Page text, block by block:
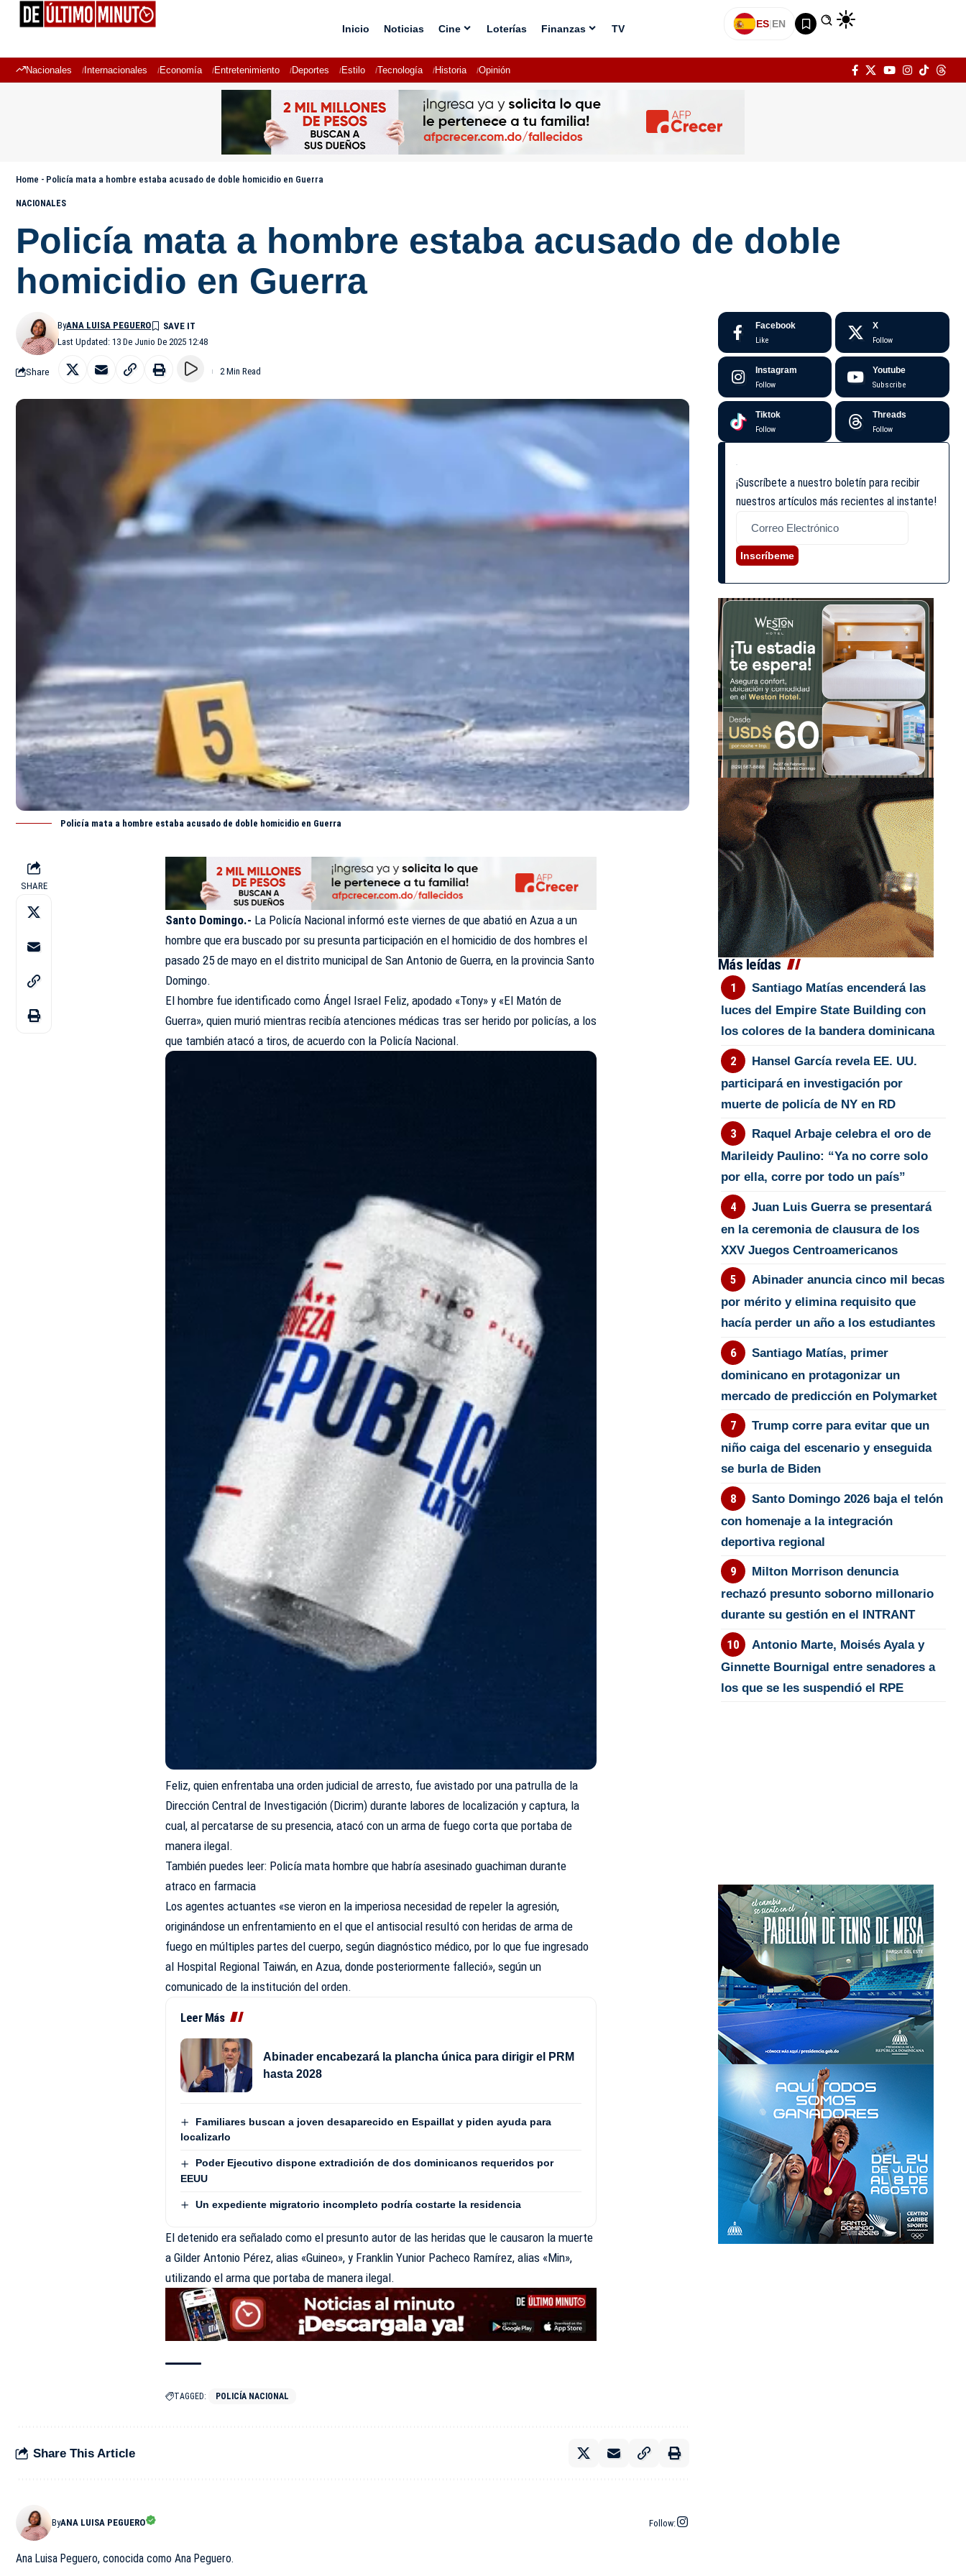
Inicio Noticias Cine Loterías Finanzas TV ES|EN
Nacionales Internacionales Economía Entretenimiento Deportes Estilo Tecnología Historia Opinión
Home - Policía mata a hombre estaba acusado de doble homicidio en Guerra
NACIONALES
Policía mata a hombre estaba acusado de doble
homicidio en Guerra
Last Updated: 13 De Junio De 2025 12:48
ByANA LUISA PEGUERO
Share 2 Min Read
Policía mata a hombre estaba acusado de doble homicidio en Guerra
SHARE
Santo Domingo.- La Policía Nacional informó este viernes de que abatió en Azua a un
hombre que era buscado por su presunta participación en el homicidio de dos hombres el
pasado 25 de mayo en el distrito municipal de San Antonio de Guerra, en la provincia Santo
Domingo.
El hombre fue identificado como Ángel Israel Feliz, apodado «Tony» y «El Matón de
Guerra», quien murió mientras recibía atenciones médicas tras ser herido por policías, a los
que también atacó a tiros, de acuerdo con la Policía Nacional.
Feliz, quien enfrentaba una orden judicial de arresto, fue avistado por una patrulla de la
Dirección Central de Investigación (Dicrim) durante labores de localización y captura, la
cual, al percatarse de su presencia, atacó con un arma de fuego corta que portaba de
manera ilegal.
También puedes leer: Policía mata hombre que habría asesinado guachiman durante
atraco en farmacia
Los agentes actuantes «se vieron en la imperiosa necesidad de repeler la agresión,
originándose un enfrentamiento en el que el antisocial resultó con heridas de arma de
fuego en múltiples partes del cuerpo, según diagnóstico médico, por lo que fue ingresado
al Hospital Regional Taiwán, en Azua, donde posteriormente falleció», según un
comunicado de la institución del orden.
Leer Más
Abinader encabezará la plancha única para dirigir el PRM
hasta 2028
Familiares buscan a joven desaparecido en Espaillat y piden ayuda para
localizarlo
Poder Ejecutivo dispone extradición de dos dominicanos requeridos por
EEUU
Un expediente migratorio incompleto podría costarte la residencia
El detenido era señalado como el presunto autor de las heridas que le causaron la muerte
a Gilder Antonio Pérez, alias «Guineo», y Franklin Yunior Pacheco Ramírez, alias «Min»,
utilizando el arma que portaba de manera ilegal.
TAGGED: POLICÍA NACIONAL
Share This Article
ByANA LUISA PEGUERO Follow:
Ana Luisa Peguero, conocida como Ana Peguero.
Facebook
Like
X
Follow
Instagram
Follow
Youtube
Subscribe
Tiktok
Follow
Threads
Follow
¡Suscríbete a nuestro boletín para recibir
nuestros artículos más recientes al instante!
Inscríbeme
Más leídas
Santiago Matías encenderá las
luces del Empire State Building con
los colores de la bandera dominicana
Hansel García revela EE. UU.
participará en investigación por
muerte de policía de NY en RD
Raquel Arbaje celebra el oro de
Marileidy Paulino: “Ya no corre solo
por ella, corre por todo un país”
Juan Luis Guerra se presentará
en la ceremonia de clausura de los
XXV Juegos Centroamericanos
Abinader anuncia cinco mil becas
por mérito y elimina requisito que
hacía perder un año a los estudiantes
Santiago Matías, primer
dominicano en protagonizar un
mercado de predicción en Polymarket
Trump corre para evitar que un
niño caiga del escenario y enseguida
se burla de Biden
Santo Domingo 2026 baja el telón
con homenaje a la integración
deportiva regional
Milton Morrison denuncia
rechazó presunto soborno millonario
durante su gestión en el INTRANT
Antonio Marte, Moisés Ayala y
Ginnette Bournigal entre senadores a
los que se les suspendió el RPE